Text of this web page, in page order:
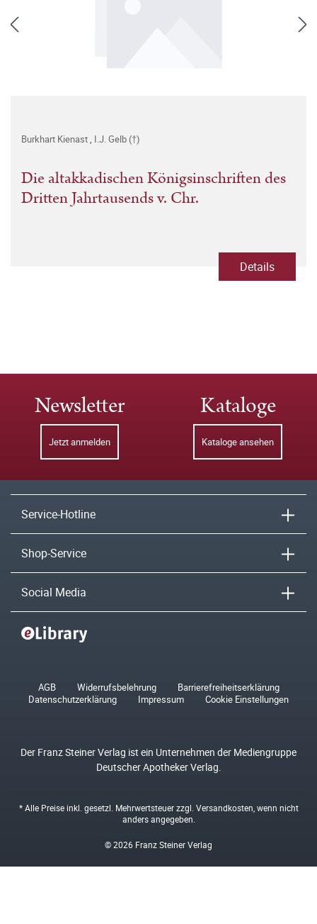
Burkhart Kienast, I.J. Gelb (†)
Die altakkadischen Königsinschriften des
Dritten Jahrtausends v. Chr.
Details
Newsletter
Jetzt anmelden
Kataloge
Kataloge ansehen
Service-Hotline
Shop-Service
Social Media
AGB Widerrufsbelehrung
Barrierefreiheitserklärung
Datenschutzerklärung
Impressum Cookie Einstellungen
Der Franz Steiner Verlag ist ein Unternehmen der Mediengruppe
Deutscher Apotheker Verlag.
* Alle Preise inkl. gesetzl. Mehrwertsteuer zzgl. Versandkosten , wenn nicht
anders angegeben.
© 2026 Franz Steiner Verlag